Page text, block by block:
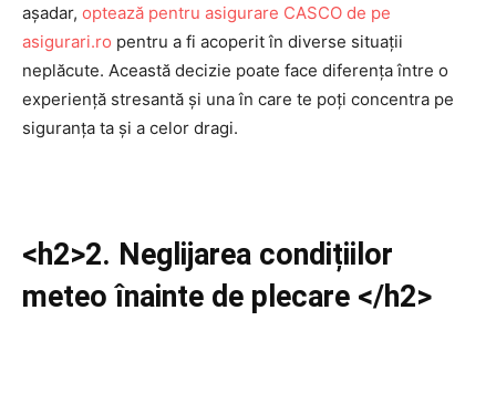
aşadar, optează pentru asigurare CASCO de pe
asigurari.ro pentru a fi acoperit în diverse situații
neplăcute. Această decizie poate face diferența între o
experiență stresantă și una în care te poți concentra pe
siguranța ta și a celor dragi.
<h2>2. Neglijarea condițiilor
meteo înainte de plecare </h2>